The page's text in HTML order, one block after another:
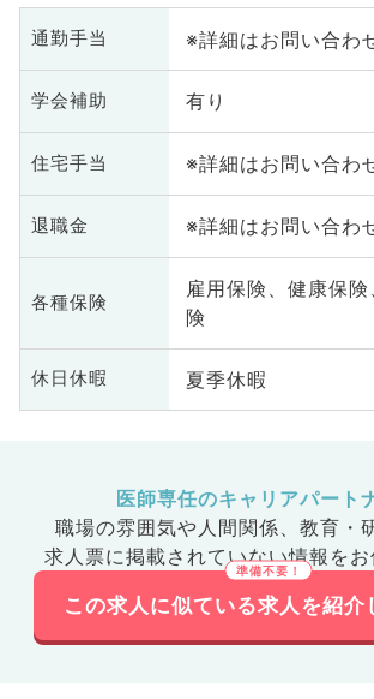
通勤手当 ※詳細はお問い合わ
学会補助 有り
住宅手当 ※詳細はお問い合わ
退職金 ※詳細はお問い合わ
各種保険
雇用保険、健康保
険
休日休暇 夏季休暇
医師専任のキャリアパート
職場の雰囲気や人間関係、 教育・
求人票に掲載されていない情報をお
この求人に似ている求人を紹介